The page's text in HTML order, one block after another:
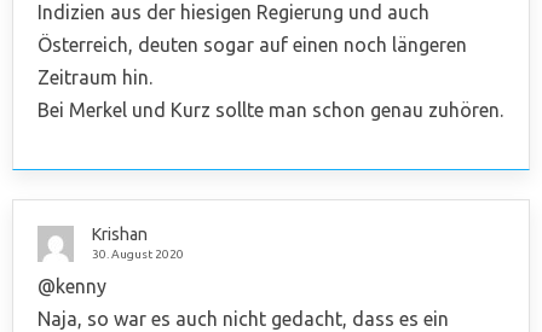
Indizien aus der hiesigen Regierung und auch
Österreich, deuten sogar auf einen noch längeren
Zeitraum hin.
Bei Merkel und Kurz sollte man schon genau zuhören.
Krishan
30. August 2020
@kenny
Naja, so war es auch nicht gedacht, dass es ein